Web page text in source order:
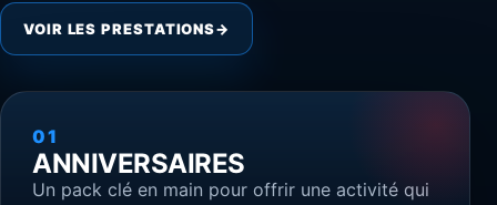
VOIR LES PRESTATIONS→
01
ANNIVERSAIRES
Un pack clé en main pour offrir une activité qui